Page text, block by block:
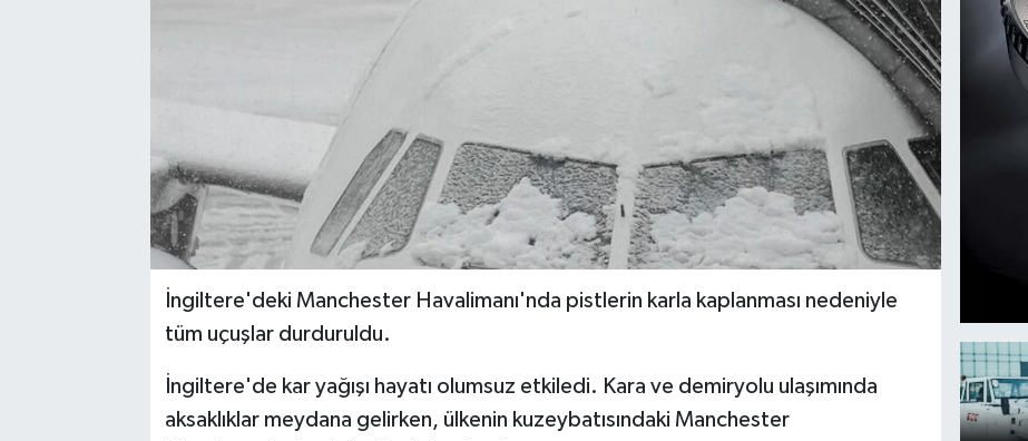
İngiltere'deki Manchester Havalimanı'nda pistlerin karla kaplanması nedeniyle
tüm uçuşlar durduruldu.
İngiltere'de kar yağışı hayatı olumsuz etkiledi. Kara ve demiryolu ulaşımında
aksaklıklar meydana gelirken, ülkenin kuzeybatısındaki Manchester